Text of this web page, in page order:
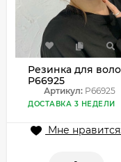
Резинка для
P66925
Артикул: P66925
ДОСТАВКА 3 НЕДЕЛИ
Мне